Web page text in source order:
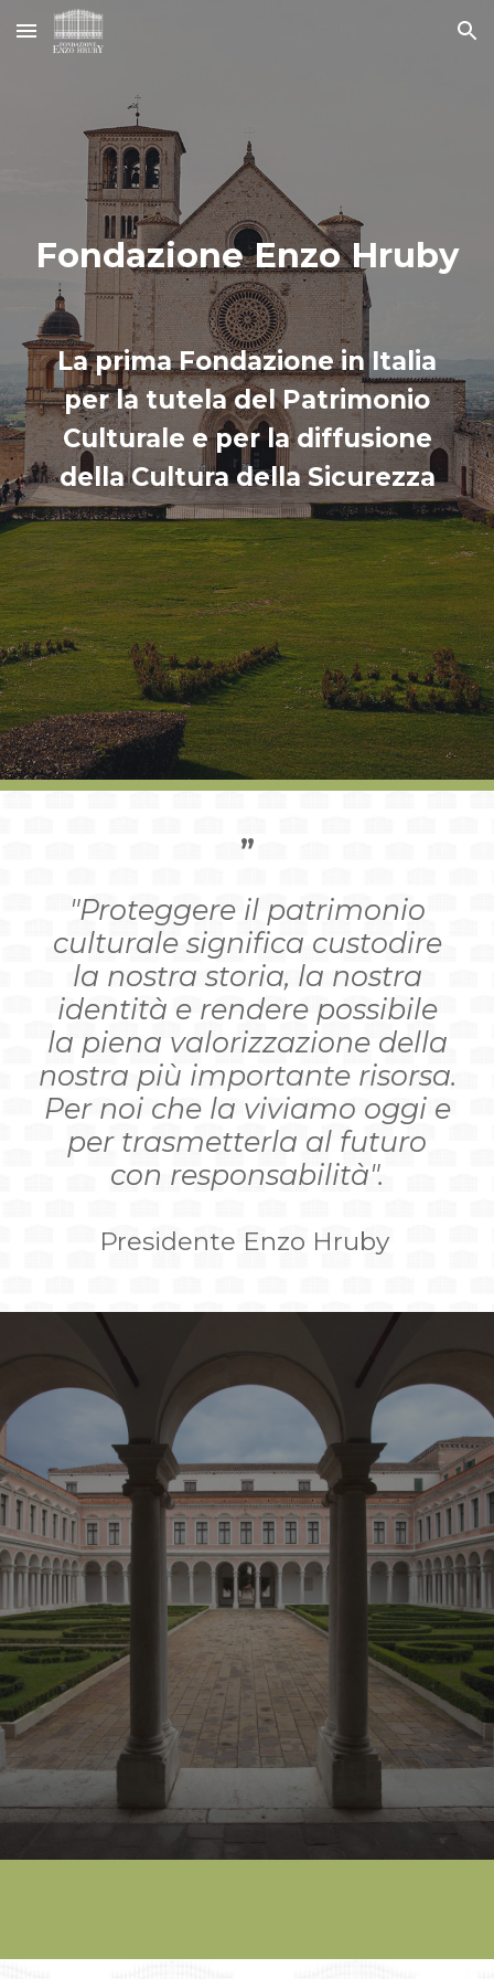
Skip to main content Skip to navigation
Fondazione Enzo Hruby
La prima Fondazione in Italia
per la tutela del Patrimonio
Culturale e per la diffusione
della Cultura della Sicurezza
”
"Proteggere il patrimonio
culturale significa custodire
la nostra storia, la nostra
identità e rendere possibile
la piena valorizzazione della
nostra più importante risorsa.
Per noi che la viviamo oggi e
per trasmetterla al futuro
con responsabilità".
Presidente Enzo Hruby